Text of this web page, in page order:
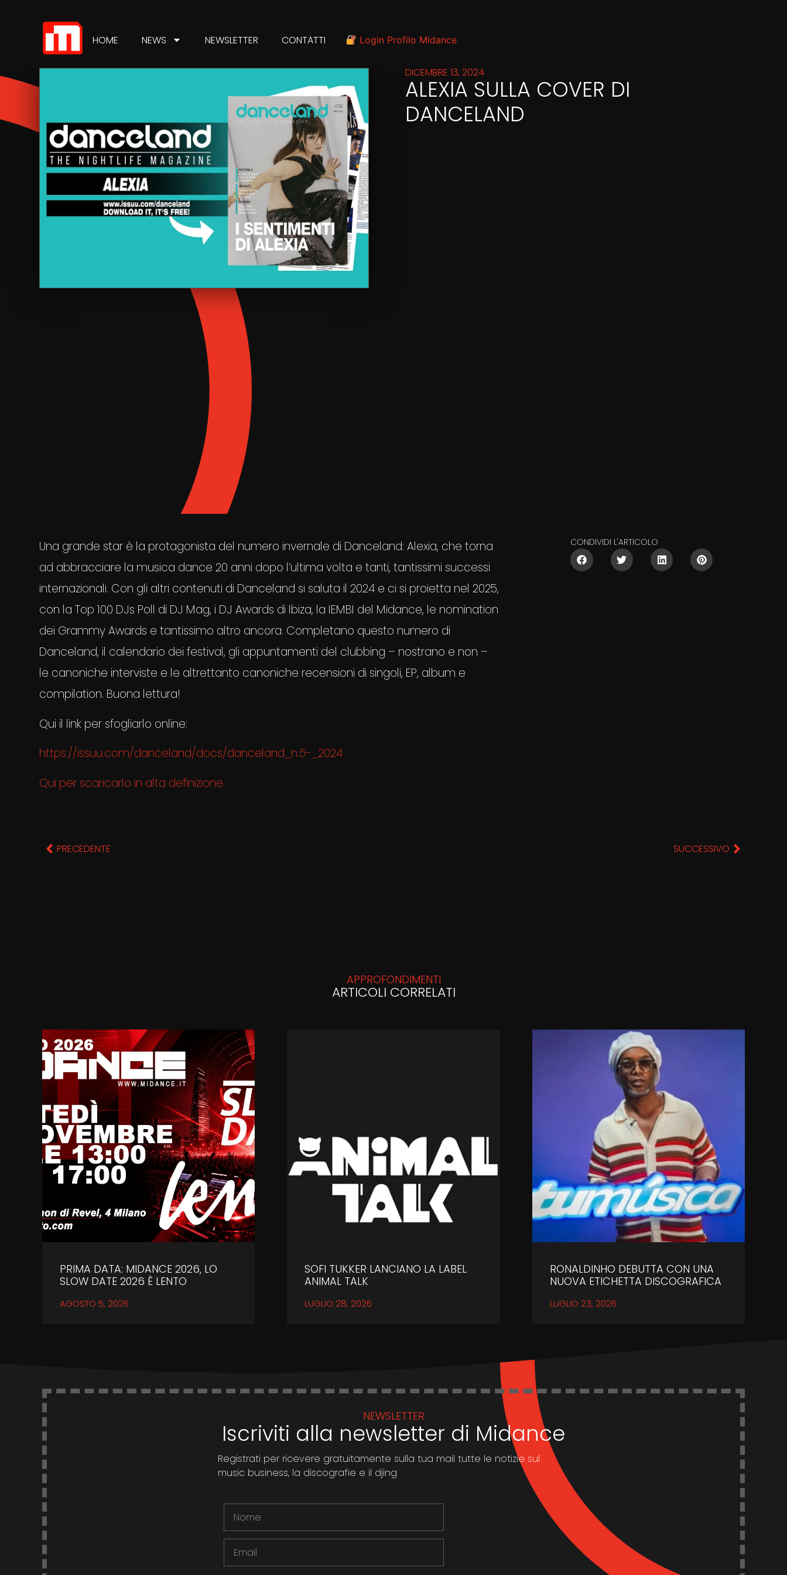
HOME NEWS NEWSLETTER CONTATTI Login Profilo Midance
DICEMBRE 13, 2024
ALEXIA SULLA COVER DI
DANCELAND
Una grande star è la protagonista del numero invernale di Danceland: Alexia, che torna
ad abbracciare la musica dance 20 anni dopo l’ultima volta e tanti, tantissimi successi
internazionali. Con gli altri contenuti di Danceland si saluta il 2024 e ci si proietta nel 2025,
con la Top 100 DJs Poll di DJ Mag, i DJ Awards di Ibiza, la IEMBI del Midance, le nomination
dei Grammy Awards e tantissimo altro ancora. Completano questo numero di
Danceland, il calendario dei festival, gli appuntamenti del clubbing – nostrano e non –
le canoniche interviste e le altrettanto canoniche recensioni di singoli, EP, album e
compilation. Buona lettura!
Qui il link per sfogliarlo online:
https://issuu.com/danceland/docs/danceland_n.5-_2024
Qui per scaricarlo in alta definizione.
CONDIVIDI L'ARTICOLO
PRECEDENTE SUCCESSIVO
APPROFONDIMENTI
ARTICOLI CORRELATI
PRIMA DATA: MIDANCE 2026, LO
SLOW DATE 2026 È LENTO
AGOSTO 5, 2026
SOFI TUKKER LANCIANO LA LABEL
ANIMAL TALK
LUGLIO 28, 2026
RONALDINHO DEBUTTA CON UNA
NUOVA ETICHETTA DISCOGRAFICA
LUGLIO 23, 2026
NEWSLETTER
Iscriviti alla newsletter di Midance
Registrati per ricevere gratuitamente sulla tua mail tutte le notizie sul
music business, la discografie e il djing